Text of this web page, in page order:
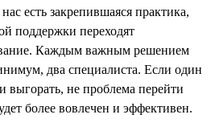
есть закрепившаяся практика,
поддержки переходят
Каждым важным решением
два специалиста. Если один
выгорать, не проблема перейти
более вовлечен и эффективен.